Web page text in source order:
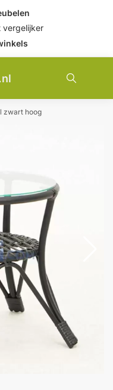
vergelijker
zwart hoog